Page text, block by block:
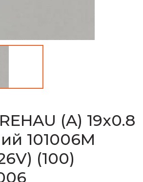
(A) 19х0.8
101006М
(100)